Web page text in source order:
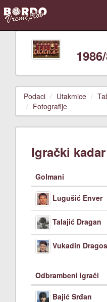
Podaci Utakmice
Fotografije
Igrački kadar
Golmani
Lugušić Enver
Talajić Dragan
Vukadin
Odbrambeni igrači
Bajić Srđan